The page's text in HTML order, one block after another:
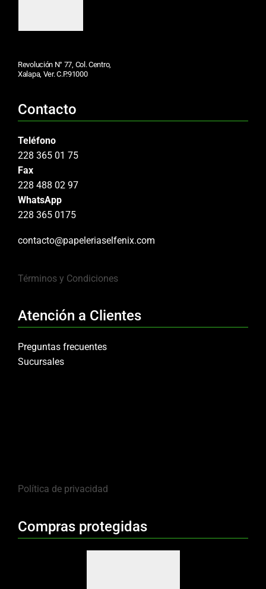
Revolución N° 77, Col. Centro,
Xalapa, Ver. C.P.91000
Contacto
Teléfono
228 365 01 75
Fax
228 488 02 97
WhatsApp
228 365 0175
contacto@papeleriaselfenix.com
Términos y Condiciones
Atención a Clientes
Preguntas frecuentes
Sucursales
Política de privacidad
Compras protegidas